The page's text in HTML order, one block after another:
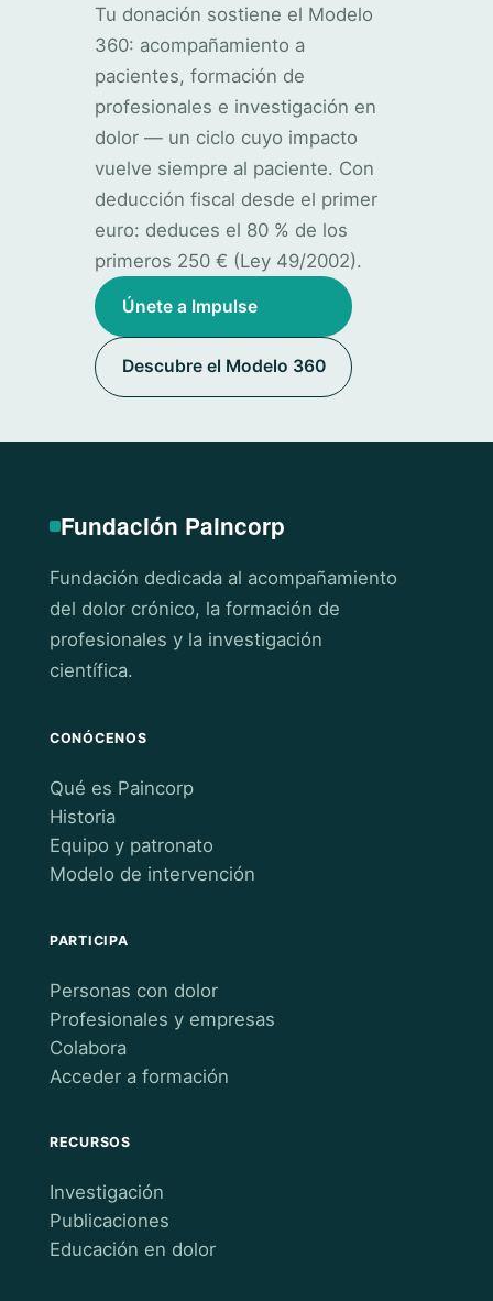
Tu donación sostiene el Modelo
360: acompañamiento a
pacientes, formación de
profesionales e investigación en
dolor — un ciclo cuyo impacto
vuelve siempre al paciente. Con
deducción fiscal desde el primer
euro: deduces el 80 % de los
primeros 250 € (Ley 49/2002).
Únete a Impulse
Descubre el Modelo 360
Fundación Paincorp
Fundación dedicada al acompañamiento
del dolor crónico, la formación de
profesionales y la investigación
científica.
CONÓCENOS
Qué es Paincorp
Historia
Equipo y patronato
Modelo de intervención
PARTICIPA
Personas con dolor
Profesionales y empresas
Colabora
Acceder a formación
RECURSOS
Investigación
Publicaciones
Educación en dolor